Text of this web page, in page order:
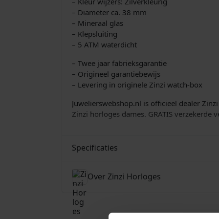
– Diameter ca. 38 mm
– Mineraal glas
– Klepsluiting
– 5 ATM waterdicht
– Twee jaar fabrieksgarantie
– Origineel garantiebewijs
– Levering in originele Zinzi watch-box
Juwelierswebshop.nl is officieel dealer
Zinzi horloges dames. GRATIS verzekerde
Specificaties
Over Zinzi Horloges